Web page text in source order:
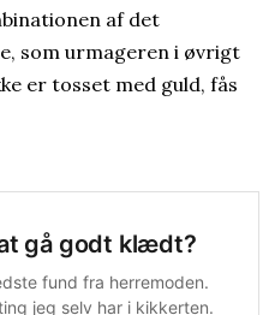
af det
som urmageren i øvrigt
er tosset med guld, fås
gå godt klædt?
fund fra herremoden.
jeg selv har i kikkerten.